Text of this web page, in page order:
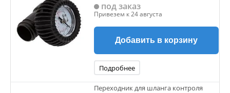
под заказ
Привезем к 24 августа
Добавить в корзину
Подробнее
Переходник для шланга контроля